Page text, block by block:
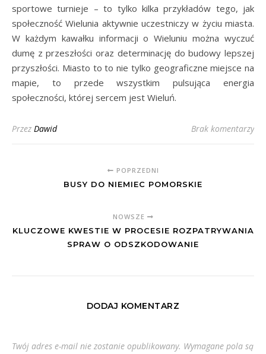
sportowe turnieje – to tylko kilka przykładów tego, jak
społeczność Wielunia aktywnie uczestniczy w życiu miasta.
W każdym kawałku informacji o Wieluniu można wyczuć
dumę z przeszłości oraz determinację do budowy lepszej
przyszłości. Miasto to to nie tylko geograficzne miejsce na
mapie, to przede wszystkim pulsująca energia
społeczności, której sercem jest Wieluń.
Przez Dawid Brak komentarzy
POPRZEDNI
BUSY DO NIEMIEC POMORSKIE
NOWSZE
KLUCZOWE KWESTIE W PROCESIE ROZPATRYWANIA
SPRAW O ODSZKODOWANIE
DODAJ KOMENTARZ
Twój adres e-mail nie zostanie opublikowany. Wymagane pola są